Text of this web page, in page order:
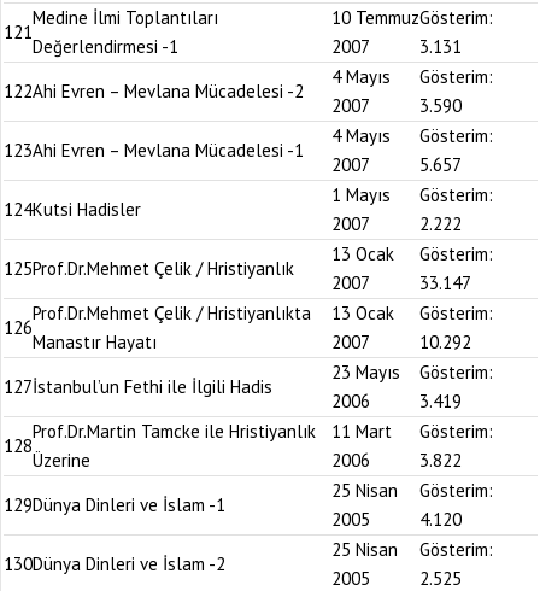
121
Medine İlmi Toplantıları
Değerlendirmesi -1
10 Temmuz
2007
Gösterim:
3.131
122Ahi Evren – Mevlana Mücadelesi -2
4 Mayıs
2007
Gösterim:
3.590
123Ahi Evren – Mevlana Mücadelesi -1
4 Mayıs
2007
Gösterim:
5.657
124Kutsi Hadisler
1 Mayıs
2007
Gösterim:
2.222
125Prof.Dr.Mehmet Çelik / Hristiyanlık
13 Ocak
2007
Gösterim:
33.147
126
Prof.Dr.Mehmet Çelik / Hristiyanlıkta
Manastır Hayatı
13 Ocak
2007
Gösterim:
10.292
127İstanbul’un Fethi ile İlgili Hadis
23 Mayıs
2006
Gösterim:
3.419
128
Prof.Dr.Martin Tamcke ile Hristiyanlık
Üzerine
11 Mart
2006
Gösterim:
3.822
129Dünya Dinleri ve İslam -1
25 Nisan
2005
Gösterim:
4.120
130Dünya Dinleri ve İslam -2
25 Nisan
2005
Gösterim:
2.525